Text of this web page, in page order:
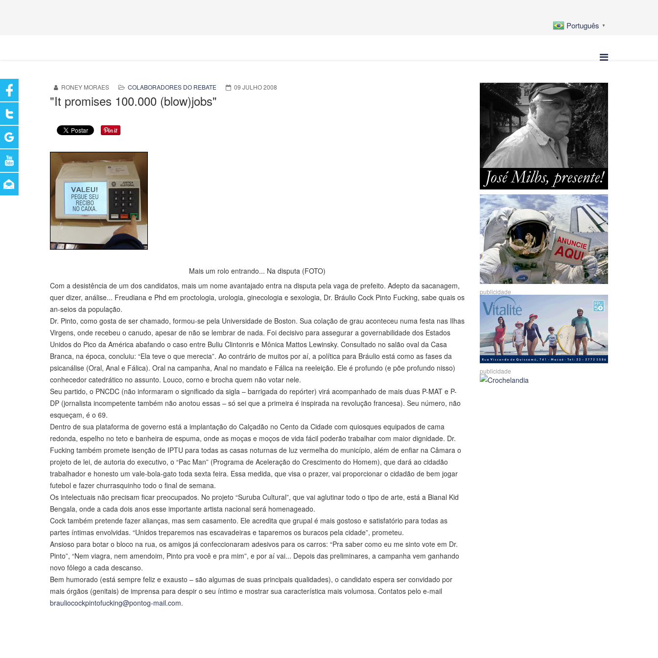
Português ▼
RONEY MORAES COLABORADORES DO REBATE 09 JULHO 2008
"It promises 100.000 (blow)jobs"
Mais um rolo entrando... Na disputa (FOTO)
Com a desistência de um dos candidatos, mais um nome avantajado entra na disputa pela vaga de prefeito. Adepto da sacanagem,
quer dizer, análise... Freudiana e Phd em proctologia, urologia, ginecologia e sexologia, Dr. Bráulio Cock Pinto Fucking, sabe quais os
an-seios da população.
Dr. Pinto, como gosta de ser chamado, formou-se pela Universidade de Boston. Sua colação de grau aconteceu numa festa nas Ilhas
Virgens, onde recebeu o canudo, apesar de não se lembrar de nada. Foi decisivo para assegurar a governabilidade dos Estados
Unidos do Pico da América abafando o caso entre Buliu Clintonris e Mônica Mattos Lewinsky. Consultado no salão oval da Casa
Branca, na época, concluiu: “Ela teve o que merecia”. Ao contrário de muitos por aí, a política para Bráulio está como as fases da
psicanálise (Oral, Anal e Fálica). Oral na campanha, Anal no mandato e Fálica na reeleição. Ele é profundo (e põe profundo nisso)
conhecedor catedrático no assunto. Louco, corno e brocha quem não votar nele.
Seu partido, o PNCDC (não informaram o significado da sigla – barrigada do repórter) virá acompanhado de mais duas P-MAT e P-
DP (jornalista incompetente também não anotou essas – só sei que a primeira é inspirada na revolução francesa). Seu número, não
esqueçam, é o 69.
Dentro de sua plataforma de governo está a implantação do Calçadão no Cento da Cidade com quiosques equipados de cama
redonda, espelho no teto e banheira de espuma, onde as moças e moços de vida fácil poderão trabalhar com maior dignidade. Dr.
Fucking também promete isenção de IPTU para todas as casas noturnas de luz vermelha do município, além de enfiar na Câmara o
projeto de lei, de autoria do executivo, o “Pac Man” (Programa de Aceleração do Crescimento do Homem), que dará ao cidadão
trabalhador e honesto um vale-bola-gato toda sexta feira. Essa medida, que visa o prazer, vai proporcionar o cidadão de bem jogar
futebol e fazer churrasquinho todo o final de semana.
Os intelectuais não precisam ficar preocupados. No projeto “Suruba Cultural”, que vai aglutinar todo o tipo de arte, está a Bianal Kid
Bengala, onde a cada dois anos esse importante artista nacional será homenageado.
Cock também pretende fazer alianças, mas sem casamento. Ele acredita que grupal é mais gostoso e satisfatório para todas as
partes íntimas envolvidas. “Unidos treparemos nas escavadeiras e taparemos os buracos pela cidade”, prometeu.
Ansioso para botar o bloco na rua, os amigos já confeccionaram adesivos para os carros: “Pra saber como eu me sinto vote em Dr.
Pinto”, “Nem viagra, nem amendoim, Pinto pra você e pra mim”, e por aí vai... Depois das preliminares, a campanha vem ganhando
novo fôlego a cada descanso.
Bem humorado (está sempre feliz e exausto – são algumas de suas principais qualidades), o candidato espera ser convidado por
mais órgãos (genitais) de imprensa para despir o seu íntimo e mostrar sua característica mais volumosa. Contatos pelo e-mail
brauliocockpintofucking@pontog-mail.com.
publicidade
publicidade